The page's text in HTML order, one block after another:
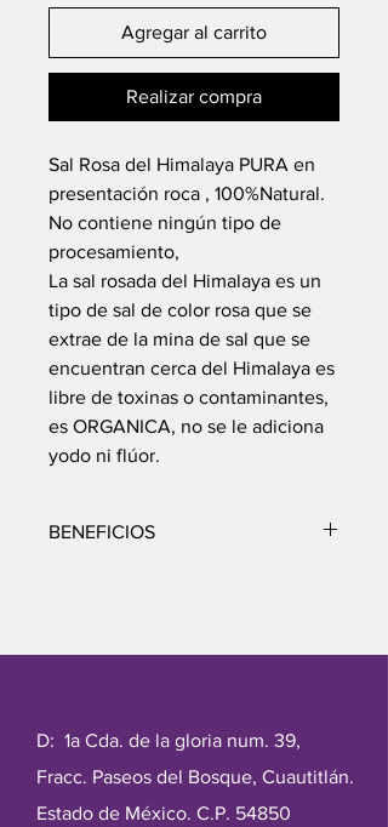
Agregar al carrito
Realizar compra
Sal Rosa del Himalaya PURA en
presentación roca , 100%Natural.
No contiene ningún tipo de
procesamiento,
La sal rosada del Himalaya es un
tipo de sal de color rosa que se
extrae de la mina de sal que se
encuentran cerca del Himalaya es
libre de toxinas o contaminantes,
es ORGANICA, no se le adiciona
yodo ni flúor.
BENEFICIOS
todo el cuerpo
envejecimiento
3.Ayuda en la absorción de alimentos
a través del tracto intestinal
4.Prevención de los calambres
D: 1a Cda. de la gloria num. 39,
Fracc. Paseos del Bosque, Cuautitlán.
Estado de México. C.P. 54850